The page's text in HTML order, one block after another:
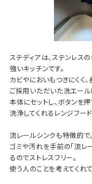
ステディアは、ステンレス
強いキッチンです。
カビやにおいもつきにくく
ご採用いただいた洗エール
本体にセットし、ボタンを
洗浄してくれるレンジフード
流レールシンクも特徴的で
ゴミや汚れを手前の「流レ
るのでストレスフリー。
使う人のことを考えてくれ